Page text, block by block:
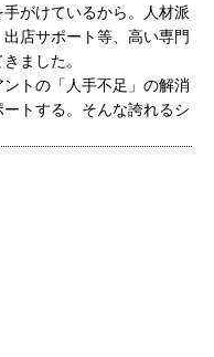
がけているから。人材派
店サポート等、高い専門
ました。
トの「人手不足」の解消
トする。そんな誇れるシ